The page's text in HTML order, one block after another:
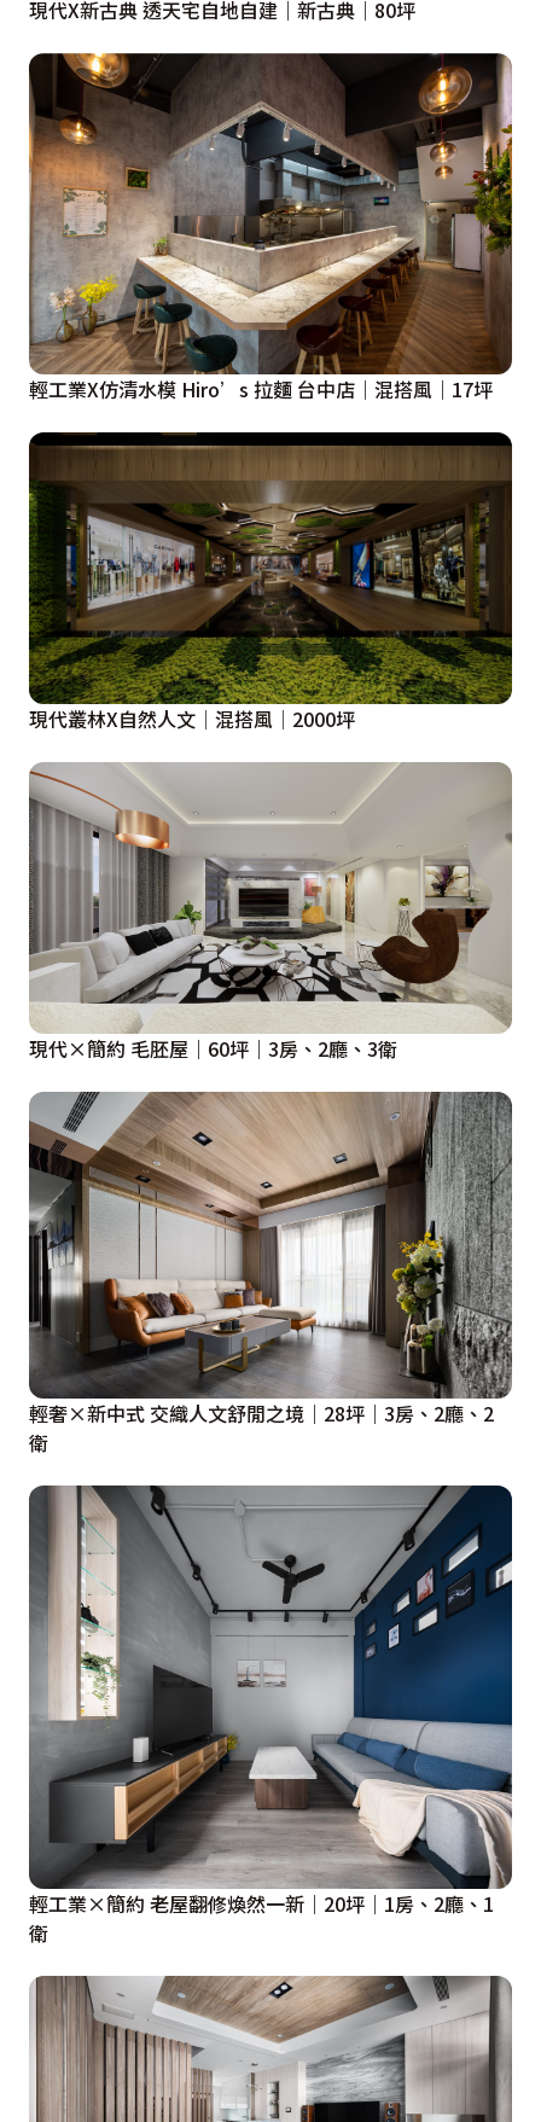
現代X新古典 透天宅自地自建｜新古典｜80坪
輕工業X仿清水模 Hiro’s 拉麵 台中店｜混搭風｜17坪
現代叢林X自然人文│混搭風│2000坪
現代×簡約 毛胚屋｜60坪｜3房、2廳、3衛
輕奢×新中式 交織人文舒閒之境｜28坪｜3房、2廳、2
衛
輕工業×簡約 老屋翻修煥然一新｜20坪｜1房、2廳、1
衛